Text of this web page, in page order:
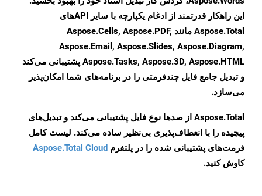
این راهکار قدرتمند از ادغام یکپارچه با سایر APIهای
Aspose.Total مانند Aspose.Cells, Aspose.PDF,
Aspose.Email, Aspose.Slides, Aspose.Diagram,
Aspose.Tasks, Aspose.3D, Aspose.HTML پشتیبانی می‌کند
و تبدیل جامع فایل چندفرمتی را در برنامه‌های شما امکان‌پذیر
می‌سازد.
Aspose.Total از صدها نوع فایل پشتیبانی می‌کند و تبدیل‌های
پیچیده را با انعطاف‌پذیری بی‌نظیر ساده می‌کند. لیست کامل
فرمت‌های پشتیبانی شده را در پلتفرم Aspose.Total Cloud
کاوش کنید.